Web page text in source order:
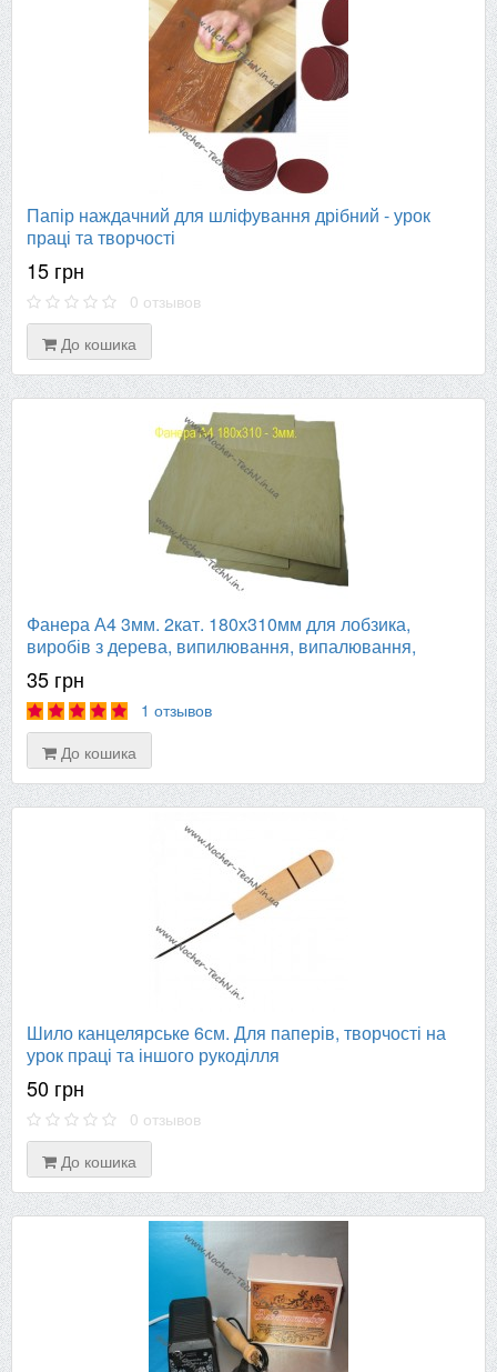
Папір наждачний для шліфування дрібний - урок
праці та творчості
15 грн
0 отзывов
До кошика
Фанера А4 3мм. 2кат. 180х310мм для лобзика,
виробів з дерева, випилювання, випалювання,
уроків праці
35 грн
1 отзывов
До кошика
Шило канцелярське 6см. Для паперів, творчості на
урок праці та іншого рукоділля
50 грн
0 отзывов
До кошика